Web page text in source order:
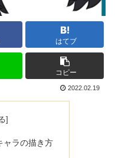
はてブ
コピー
2022.02.19
ャラの描き方